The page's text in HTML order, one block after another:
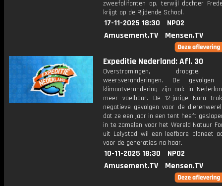
zweefolifanten op, terwijl dochter
krijgt op de Rijdende School.
17-11-2025 18:30
NPO2
Amusement.TV
Mensen.TV
Expeditie Nederland: Afl. 30
Overstromingen, droogte,
weersveranderingen. De
klimaatverandering zijn ook in
meer voelbaar. De 12-jarige Nora
negatieve gevolgen voor de
dat ze een jaar in een tent heeft
in te zamelen voor het Wereld Natuur
uit Lelystad wil een leefbare planeet
voor de generaties na haar.
10-11-2025 18:30
NPO2
Amusement.TV
Mensen.TV